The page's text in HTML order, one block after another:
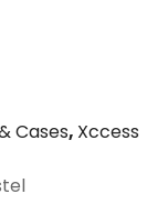
Cases, Xccess